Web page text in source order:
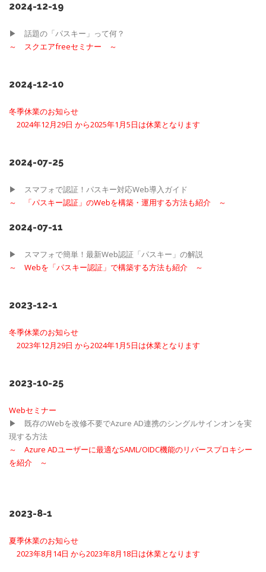
2024-12-19
▶ 話題の「パスキー」って何？
～
スクエアfreeセミナー ～
2024-12-10
冬季休業のお知らせ
2024年12月29日 から2025年1月5日は休業となります
2024-07-25
▶ スマフォで認証！パスキー対応Web導入ガイド
～
「パスキー認証」のWebを構築・運用する方法も紹介 ～
2024-07-11
▶ スマフォで簡単！最新Web認証「パスキー」の解説
～
Webを「パスキー認証」で構築する方法も紹介 ～
2023-12-1
冬季休業のお知らせ
2023年12月29日 から2024年1月5日は休業となります
2023-10-25
Webセミナー
▶ 既存のWebを改修不要でAzure AD連携のシングルサインオンを実
現する方法
～
Azure ADユーザーに最適なSAML/OIDC機能のリバースプロキシー
を紹介 ～
2023-8-1
夏季休業のお知らせ
2023年8月14日 から2023年8月18日は休業となります